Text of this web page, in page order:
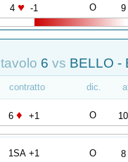
4 ♥ -1 O 9
tavolo 6 vs BELLO -
contratto dic.
6 ♦ +1 O 10
1SA +1 O 8